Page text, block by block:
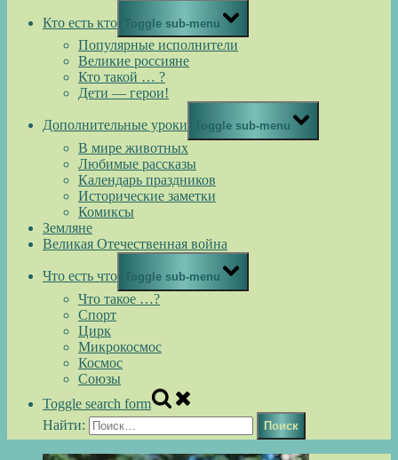
Кто есть кто Toggle sub-menu
Популярные исполнители
Великие россияне
Кто такой … ?
Дети — герои!
Дополнительные уроки Toggle sub-menu
В мире животных
Любимые рассказы
Календарь праздников
Исторические заметки
Комиксы
Земляне
Великая Отечественная война
Что есть что Toggle sub-menu
Что такое …?
Спорт
Цирк
Микрокосмос
Космос
Союзы
Toggle search form
Найти: